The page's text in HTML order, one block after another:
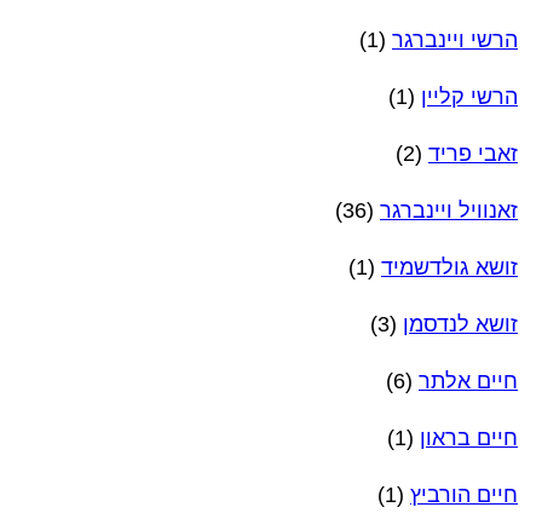
הרשי ויינברגר (1)
הרשי קליין (1)
זאבי פריד (2)
זאנוויל ויינברגר (36)
זושא גולדשמיד (1)
זושא לנדסמן (3)
חיים אלתר (6)
חיים בראון (1)
חיים הורביץ (1)